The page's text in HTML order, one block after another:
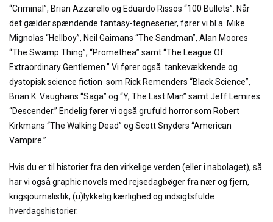
“Criminal”, Brian Azzarello og Eduardo Rissos “100 Bullets”. Når
det gælder spændende fantasy-tegneserier, fører vi bl.a. Mike
Mignolas “Hellboy”, Neil Gaimans “The Sandman”, Alan Moores
“The Swamp Thing”, “Promethea” samt “The League Of
Extraordinary Gentlemen.” Vi fører også tankevækkende og
dystopisk science fiction som Rick Remenders “Black Science”,
Brian K. Vaughans “Saga” og “Y, The Last Man” samt Jeff Lemires
“Descender.” Endelig fører vi også grufuld horror som Robert
Kirkmans “The Walking Dead” og Scott Snyders “American
Vampire.”
Hvis du er til historier fra den virkelige verden (eller i nabolaget), så
har vi også graphic novels med rejsedagbøger fra nær og fjern,
krigsjournalistik, (u)lykkelig kærlighed og indsigtsfulde
hverdagshistorier.